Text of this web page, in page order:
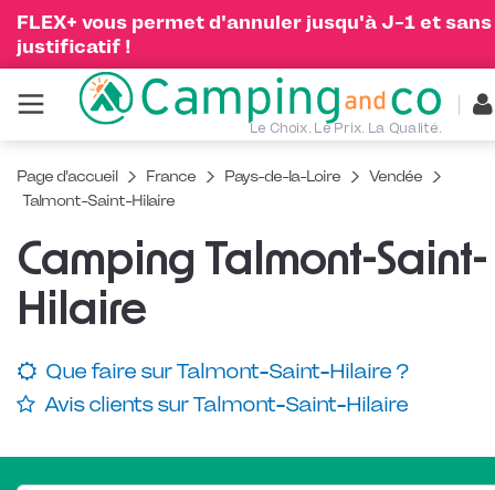
FLEX+ vous permet d'annuler jusqu'à J-1 et sans
justificatif !
Le Choix. Le Prix. La Qualité.
Page d'accueil France Pays-de-la-Loire
Vendée
Talmont-Saint-Hilaire
Camping Talmont-Saint-
Hilaire
Que faire sur Talmont-Saint-Hilaire ?
Avis clients sur Talmont-Saint-Hilaire